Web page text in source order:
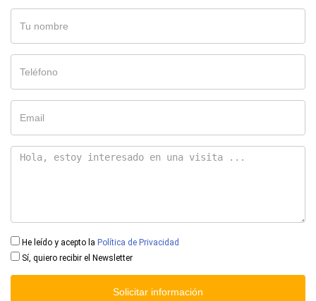
He leído y acepto la Política de Privacidad
Sí, quiero recibir el Newsletter
Solicitar información